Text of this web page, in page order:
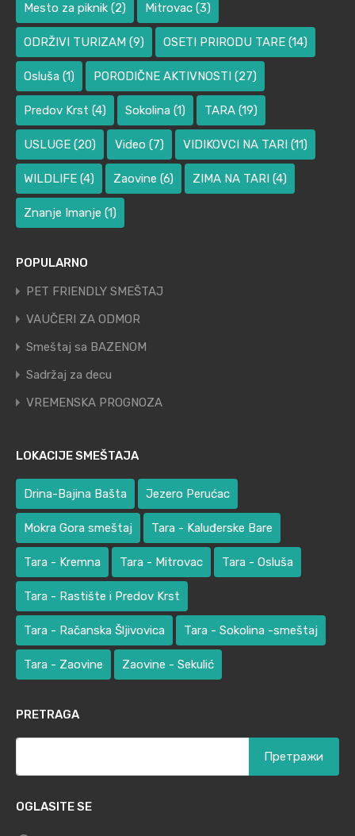
Mesto za piknik (2) Mitrovac (3)
ODRŽIVI TURIZAM (9) OSETI PRIRODU TARE (14)
Osluša (1) PORODIČNE AKTIVNOSTI (27)
Predov Krst (4) Sokolina (1) TARA (19)
USLUGE (20) Video (7) VIDIKOVCI NA TARI (11)
WILDLIFE (4) Zaovine (6) ZIMA NA TARI (4)
Znanje Imanje (1)
POPULARNO
PET FRIENDLY SMEŠTAJ
VAUČERI ZA ODMOR
Smeštaj sa BAZENOM
Sadržaj za decu
VREMENSKA PROGNOZA
LOKACIJE SMEŠTAJA
Drina-Bajina Bašta Jezero Perućac
Mokra Gora smeštaj Tara - Kaluđerske Bare
Tara - Kremna Tara - Mitrovac Tara - Osluša
Tara - Rastište i Predov Krst
Tara - Račanska Šljivovica Tara - Sokolina -smeštaj
Tara - Zaovine Zaovine - Sekulić
PRETRAGA
OGLASITE SE